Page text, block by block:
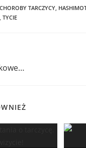
CHOROBY TARCZYCY
TYCIE